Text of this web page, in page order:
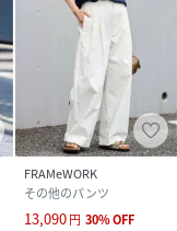
FRAMeWORK
その他のパンツ
13,090円 30%OFF